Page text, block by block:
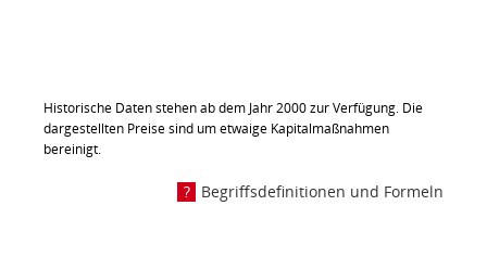
Historische Daten stehen ab dem Jahr 2000 zur Verfügung. Die
dargestellten Preise sind um etwaige Kapitalmaßnahmen
bereinigt.
Begriffsdefinitionen und Formeln